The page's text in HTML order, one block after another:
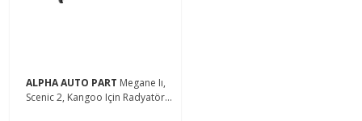
ALPHA AUTO PART Megane Iı,
Scenic 2, Kangoo Için Radyatör